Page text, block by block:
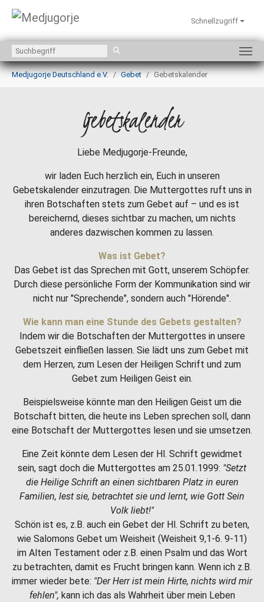
Zum Hauptinhalt springen
Schnellzugriff
Sie sind hier:
Medjugorje Deutschland e.V.
Gebet Gebetskalender
Gebetskalender
Liebe Medjugorje-Freunde,
wir laden Euch herzlich ein, Euch in unseren
Gebetskalender einzutragen. Die Muttergottes ruft uns in
ihren Botschaften stets zum Gebet auf – und es ist
bereichernd, dieses sichtbar zu machen, um nichts
anderes dazwischen kommen zu lassen.
Was ist Gebet?
Das Gebet ist das Sprechen mit Gott, unserem Schöpfer.
Durch diese persönliche Form der Kommunikation sind wir
nicht nur "Sprechende", sondern auch "Hörende".
Wie kann man eine Stunde des Gebets gestalten?
Indem wir die Botschaften der Muttergottes in unsere
Gebetszeit einfließen lassen. Sie lädt uns zum Gebet mit
dem Herzen, zum Lesen der Heiligen Schrift und zum
Gebet zum Heiligen Geist ein.
Beispielsweise könnte man den Heiligen Geist um die
Botschaft bitten, die heute ins Leben sprechen soll, dann
eine Botschaft der Muttergottes lesen und sie umsetzen.
Eine Zeit könnte dem Lesen der Hl. Schrift gewidmet
sein, sagt doch die Muttergottes am 25.01.1999: "Setzt
die Heilige Schrift an einen sichtbaren Platz in euren
Familien, lest sie, betrachtet sie und lernt, wie Gott Sein
Volk liebt!"
Schön ist es, z.B. auch ein Gebet der Hl. Schrift zu beten,
wie Salomons Gebet um Weisheit (Weisheit 9,1-6. 9-11)
im Alten Testament oder z.B. einen Psalm und das Wort
zu betrachten, damit es Frucht bringen kann. Wenn ich z.B.
immer wieder bete: "Der Herr ist mein Hirte, nichts wird mir
fehlen", kann ich das als Wahrheit über mein Leben